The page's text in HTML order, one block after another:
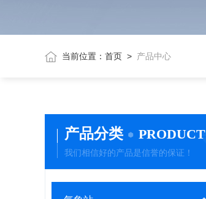
当前位置： 首页> 产品中心
产品分类 PRODUCT
我们相信好的产品是信誉的保证！